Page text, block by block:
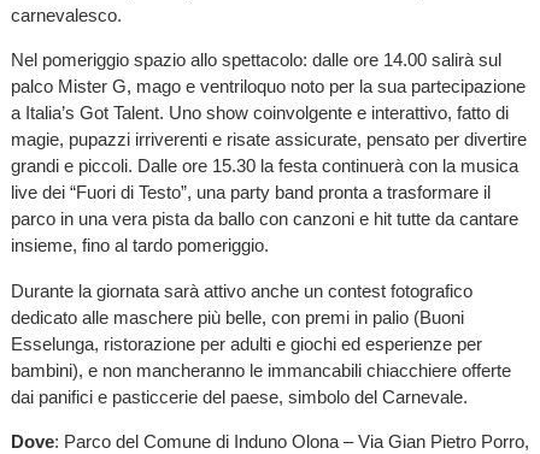
carnevalesco.
Nel pomeriggio spazio allo spettacolo: dalle ore 14.00 salirà sul
palco Mister G, mago e ventriloquo noto per la sua partecipazione
a Italia’s Got Talent. Uno show coinvolgente e interattivo, fatto di
magie, pupazzi irriverenti e risate assicurate, pensato per divertire
grandi e piccoli. Dalle ore 15.30 la festa continuerà con la musica
live dei “Fuori di Testo”, una party band pronta a trasformare il
parco in una vera pista da ballo con canzoni e hit tutte da cantare
insieme, fino al tardo pomeriggio.
Durante la giornata sarà attivo anche un contest fotografico
dedicato alle maschere più belle, con premi in palio (Buoni
Esselunga, ristorazione per adulti e giochi ed esperienze per
bambini), e non mancheranno le immancabili chiacchiere offerte
dai panifici e pasticcerie del paese, simbolo del Carnevale.
Dove: Parco del Comune di Induno Olona – Via Gian Pietro Porro,